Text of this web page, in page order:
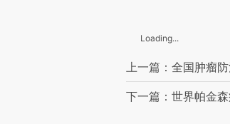
Loading...
上一篇：全国肿瘤
下一篇：世界帕金